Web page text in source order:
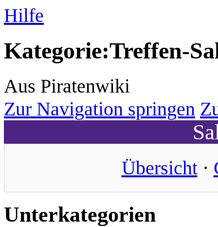
Hilfe
Kategorie:Treffen-
Aus Piratenwiki
Zur Navigation springen
Übersicht·
Unterkategorien